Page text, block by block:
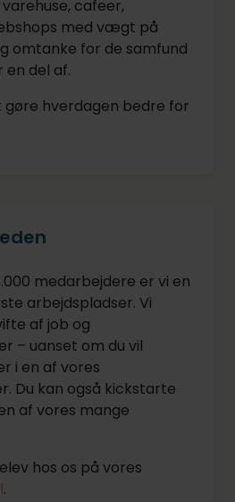
cafeer,
med vægt på
omtanke for de samfund
en del af.
hverdagen bedre for
medarbejdere er vi en
arbejdspladser. Vi
af job og
– uanset om du vil
i en af vores
Du kan også kickstarte
af vores mange
hos os på vores
.